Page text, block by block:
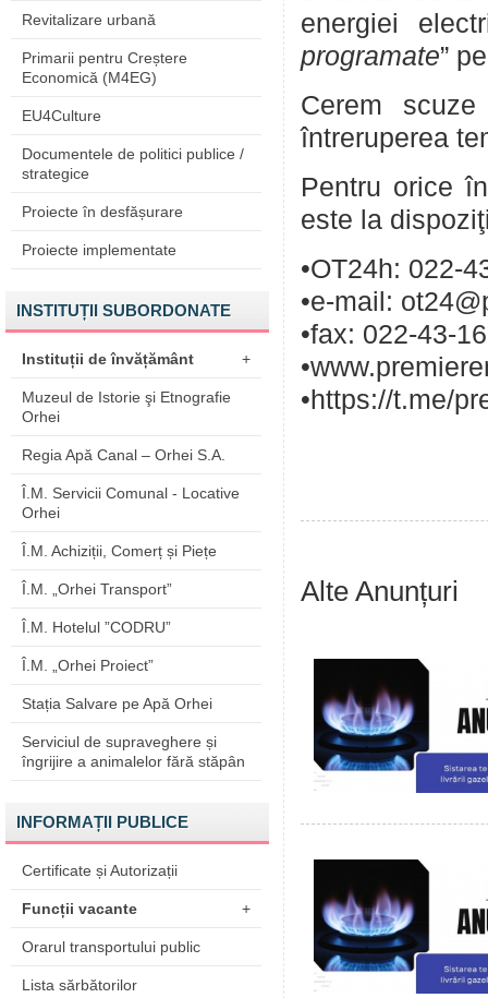
Revitalizare urbană
Primarii pentru Creștere
Economică (M4EG)
EU4Culture
Documentele de politici publice /
strategice
Proiecte în desfășurare
Proiecte implementate
INSTITUȚII SUBORDONATE
Instituții de învățământ +
Muzeul de Istorie şi Etnografie
Orhei
Regia Apă Canal – Orhei S.A.
Î.M. Servicii Comunal - Locative
Orhei
Î.M. Achiziții, Comerț și Piețe
Î.M. „Orhei Transport”
Î.M. Hotelul ”CODRU”
Î.M. „Orhei Proiect”
Stația Salvare pe Apă Orhei
Serviciul de supraveghere și
îngrijire a animalelor fără stăpân
INFORMAȚII PUBLICE
Certificate și Autorizații
Funcții vacante +
Orarul transportului public
Lista sărbătorilor
energiei
programate”
Cerem
întreruperea
Pentru orice
este la
•OT24h: 022-
•e-mail:
•fax: 022-43-
•https://t.me/
Alte Anunțuri